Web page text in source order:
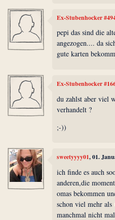
Ex-Stubenhocker
pepi das sind die
angezogen.... da
gute karten
Ex-Stubenhocker
du zahlst aber viel
verhandelt ?
;-))
sweetyyyy01, 01.
ich finde es auch
anderen,die
omas bekommen
schon viel mehr als
manchmal nicht